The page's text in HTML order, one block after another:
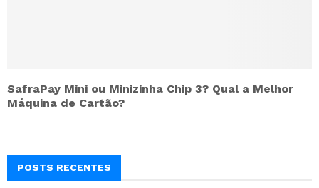
SafraPay Mini ou Minizinha Chip 3? Qual a Melhor
Máquina de Cartão?
POSTS RECENTES